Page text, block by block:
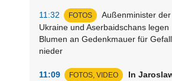
11:32 FOTOS
Außenminister der
Ukraine und Aserbaidschans legen
Blumen an Gedenkmauer für
nieder
11:09 FOTOS, VIDEO
In